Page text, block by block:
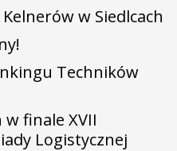
w Siedlcach
Techników
finale XVII
Logistycznej